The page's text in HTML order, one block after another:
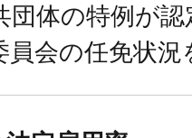
団体の特例が
員会の任免状